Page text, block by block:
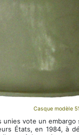
Casque modèle
unies vote un
États, en 1984, à